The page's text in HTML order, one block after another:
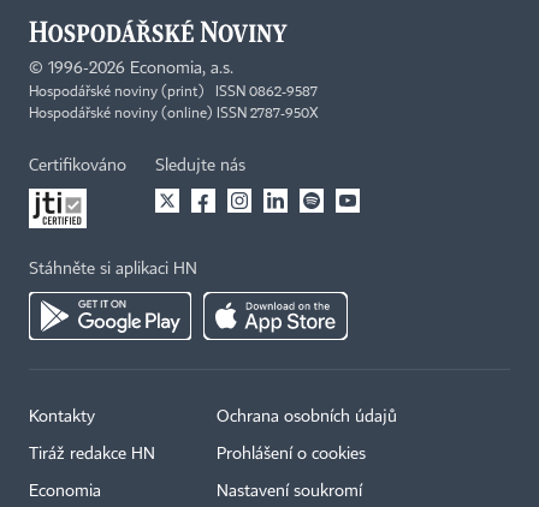
© 1996-2026 Economia, a.s.
Hospodářské noviny (print) ISSN 0862-9587
Hospodářské noviny (online) ISSN 2787-950X
Certifikováno Sledujte nás
Stáhněte si aplikaci HN
Kontakty
Tiráž redakce HN
Economia
Ochrana osobních údajů
Prohlášení o cookies
Nastavení soukromí